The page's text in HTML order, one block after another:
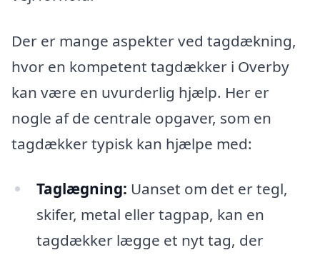
Der er mange aspekter ved tagdækning,
hvor en kompetent tagdækker i Overby
kan være en uvurderlig hjælp. Her er
nogle af de centrale opgaver, som en
tagdækker typisk kan hjælpe med:
Taglægning: Uanset om det er tegl,
skifer, metal eller tagpap, kan en
tagdækker lægge et nyt tag, der